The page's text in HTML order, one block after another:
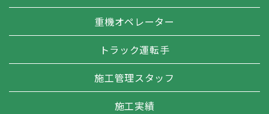
重機オペレーター
トラック運転手
施工管理スタッフ
施工実績